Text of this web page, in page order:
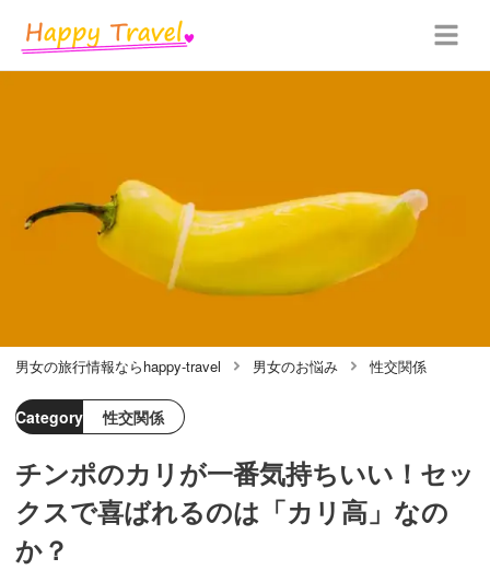
男女の旅行情報ならhappy-travel 男女のお悩み 性交関係
Category 性交関係
チンポのカリが一番気持ちいい！セッ
クスで喜ばれるのは「カリ高」なの
か？